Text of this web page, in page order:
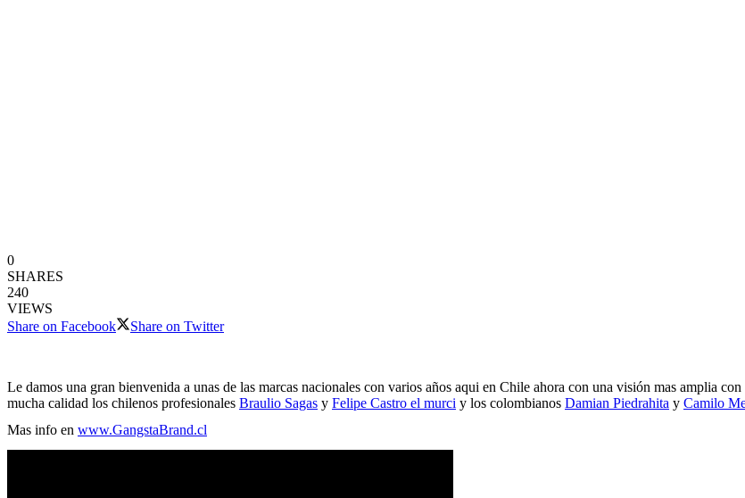
0
SHARES
240
VIEWS
Share on Facebook
Share on Twitter
Le damos una gran bienvenida a unas de las marcas nacionales con varios años aqui en Chile ahora con una visión mas amplia
mucha calidad los chilenos profesionales Braulio Sagas y Felipe Castro el murci y los colombianos Damian Piedrahita y Camilo
Mas info en www.GangstaBrand.cl